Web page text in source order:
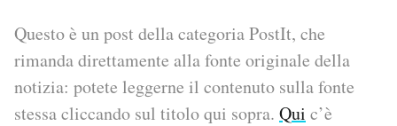
I MIEI PREFERITI
SHOP
Questo è un post della categoria PostIt, che
rimanda direttamente alla fonte originale della
notizia: potete leggerne il contenuto sulla fonte
stessa cliccando sul titolo qui sopra. Qui c’è